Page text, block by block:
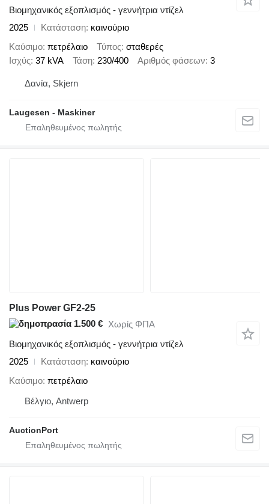
Βιομηχανικός εξοπλισμός - γεννήτρια ντίζελ
2025
Κατάσταση καινούριο
Καύσιμο πετρέλαιο Τύπος σταθερές
Ισχύς 37 kVA Τάση 230/400 Αριθμός φάσεων 3
Δανία, Skjern
Laugesen - Maskiner
Plus Power GF2-25
1.500 € Χωρίς ΦΠΑ
Βιομηχανικός εξοπλισμός - γεννήτρια ντίζελ
2025
Κατάσταση καινούριο
Καύσιμο πετρέλαιο
Βέλγιο, Antwerp
AuctionPort